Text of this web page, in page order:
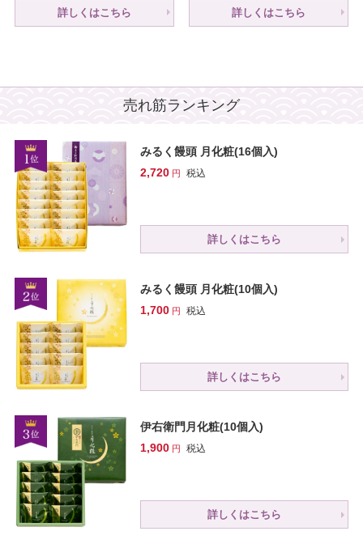
詳しくはこちら 詳しくはこちら
売れ筋ランキング
みるく饅頭 月化粧(16個入)
2,720
税込
詳しくはこちら
みるく饅頭 月化粧(10個入)
1,700
税込
詳しくはこちら
伊右衛門月化粧(10個入)
1,900
税込
詳しくはこちら